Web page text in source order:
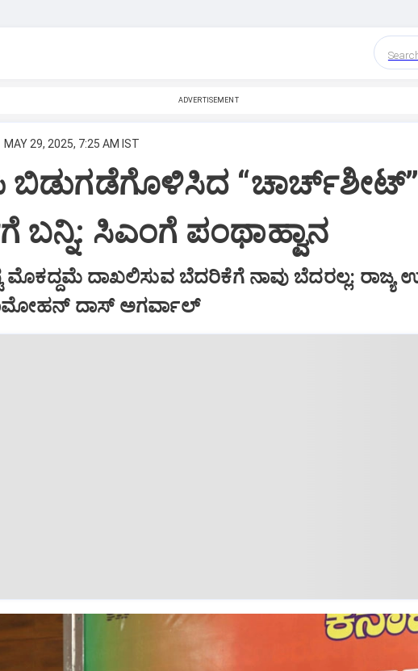
ADVERTISEMENT
MAY 29, 2025, 7:25 AM IST
ಬನ್ನಿ: ಸಿಎಂಗೆ ಪಂಥಾಹ್ವಾನ
ಮೊಕದ್ದಮೆ ದಾಖಲಿಸುವ ಬೆದರಿಕೆಗೆ ನಾವು ಬೆದರಲ್ಲ: ರಾಜ್ಯ
ದಾಸ್‌ ಅಗರ್ವಾಲ್‌